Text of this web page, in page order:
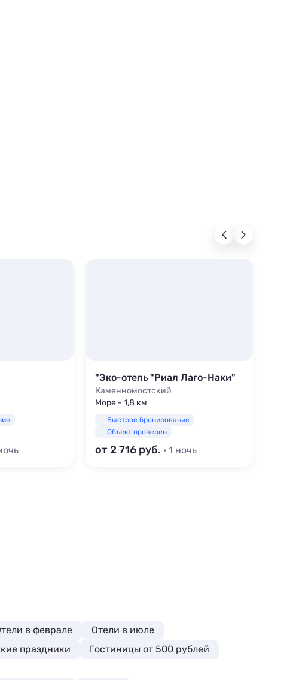
"Эко-отель "Риал Лаго-Наки"
Каменномостский
Море - 1,8 км
Быстрое бронирование
Объект проверен
от 2 716 · 1 ночь
в феврале
Отели в июле
праздники Гостиницы от 500 рублей